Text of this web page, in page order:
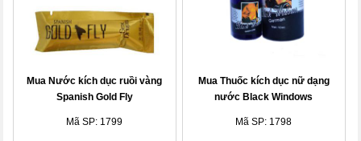
Mua Nước kích dục ruồi vàng
Spanish Gold Fly
Mã SP: 1799
Mua Thuốc kích dục nữ dạng
nước Black Windows
Mã SP: 1798